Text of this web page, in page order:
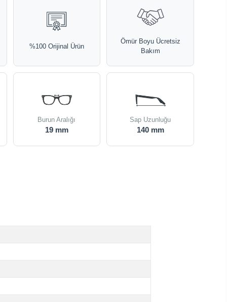
%100 Orijinal Ürün
Ömür Boyu Ücretsiz
Bakım
Burun Aralığı
19 mm
Sap Uzunluğu
140 mm